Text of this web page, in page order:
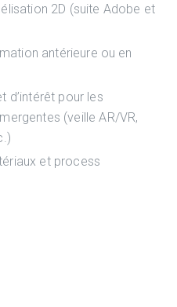
2D (suite Adobe et
antérieure ou en
d’intérêt pour les
(veille AR/VR,
et process